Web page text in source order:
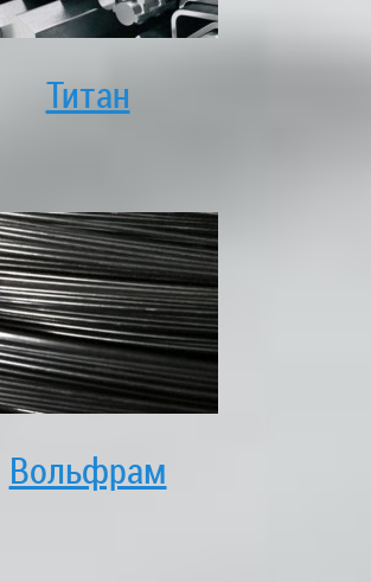
Титан
Вольфрам